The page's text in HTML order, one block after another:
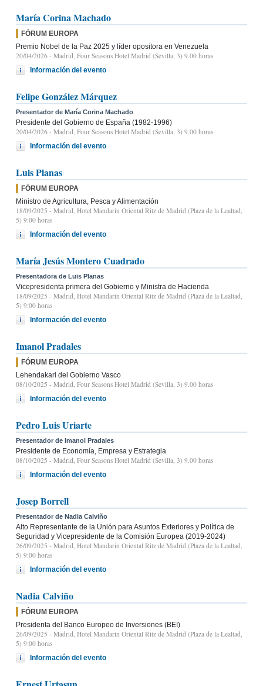
María Corina Machado
FÓRUM EUROPA
Premio Nobel de la Paz 2025 y líder opositora en Venezuela
20/04/2026 - Madrid, Four Seasons Hotel Madrid (Sevilla, 3) 9.00 horas
Información del evento
Felipe González Márquez
Presentador de María Corina Machado
Presidente del Gobierno de España (1982-1996)
20/04/2026 - Madrid, Four Seasons Hotel Madrid (Sevilla, 3) 9.00 horas
Información del evento
Luis Planas
FÓRUM EUROPA
Ministro de Agricultura, Pesca y Alimentación
18/09/2025 - Madrid, Hotel Mandarin Oriental Ritz de Madrid (Plaza de la Lealtad,
5) 9:00 horas
Información del evento
María Jesús Montero Cuadrado
Presentadora de Luis Planas
Vicepresidenta primera del Gobierno y Ministra de Hacienda
18/09/2025 - Madrid, Hotel Mandarin Oriental Ritz de Madrid (Plaza de la Lealtad,
5) 9:00 horas
Información del evento
Imanol Pradales
FÓRUM EUROPA
Lehendakari del Gobierno Vasco
08/10/2025 - Madrid, Four Seasons Hotel Madrid (Sevilla, 3) 9.00 horas
Información del evento
Pedro Luis Uriarte
Presentador de Imanol Pradales
Presidente de Economía, Empresa y Estrategia
08/10/2025 - Madrid, Four Seasons Hotel Madrid (Sevilla, 3) 9.00 horas
Información del evento
Josep Borrell
Presentador de Nadia Calviño
Alto Representante de la Unión para Asuntos Exteriores y Política de
Seguridad y Vicepresidente de la Comisión Europea (2019-2024)
26/09/2025 - Madrid, Hotel Mandarin Oriental Ritz de Madrid (Plaza de la Lealtad,
5) 9:00 horas
Información del evento
Nadia Calviño
FÓRUM EUROPA
Presidenta del Banco Europeo de Inversiones (BEI)
26/09/2025 - Madrid, Hotel Mandarin Oriental Ritz de Madrid (Plaza de la Lealtad,
5) 9:00 horas
Información del evento